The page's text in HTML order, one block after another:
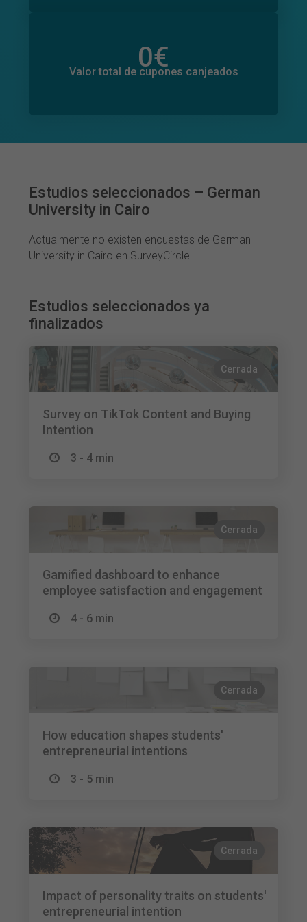
0€
Valor total de cupones canjeados
0€
Valor total de donaciones
Estudios seleccionados – German
University in Cairo
Actualmente no existen encuestas de German
University in Cairo en SurveyCircle.
Estudios seleccionados ya
finalizados
Cerrada
Survey on TikTok Content and Buying
Intention
3 - 4 min
Cerrada
Gamified dashboard to enhance
employee satisfaction and engagement
4 - 6 min
Cerrada
How education shapes students'
entrepreneurial intentions
3 - 5 min
Cerrada
Impact of personality traits on students'
entrepreneurial intention